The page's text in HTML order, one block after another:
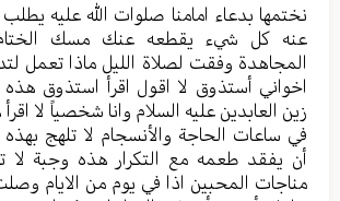
نختمها بدعاء امامنا صلوات الله عليه
عنه كل شيء يقطعه عنك مسك
المجاهدة وفقت لصلاة الليل ماذا تعمل
اخواني أستذوق لا اقول اقرأ استذوق هذه
زين العابدين عليه السلام وانا شخصياً لا
في ساعات الحاجة والأنسجام لا تلهج
أن يفقد طعمه مع التكرار هذه وجبة لا
مناجات المحبين اذا في يوم من الايام